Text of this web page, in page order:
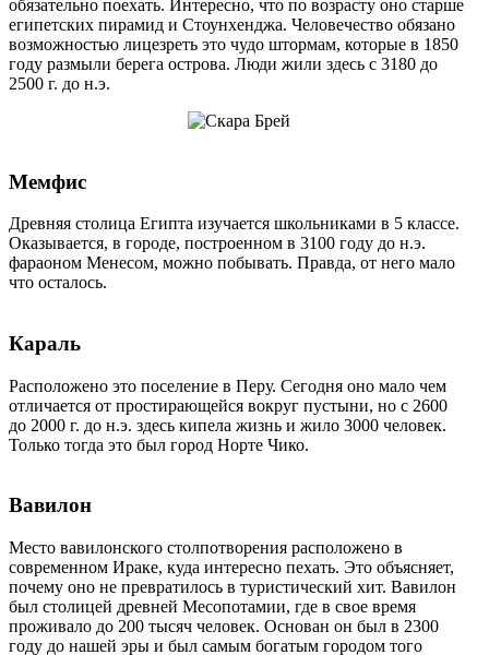
обязательно поехать. Интересно, что по возрасту оно старше
египетских пирамид и Стоунхенджа. Человечество обязано
возможностью лицезреть это чудо штормам, которые в 1850
году размыли берега острова. Люди жили здесь с 3180 до
2500 г. до н.э.
Мемфис
Древняя столица Египта изучается школьниками в 5 классе.
Оказывается, в городе, построенном в 3100 году до н.э.
фараоном Менесом, можно побывать. Правда, от него мало
что осталось.
Караль
Расположено это поселение в Перу. Сегодня оно мало чем
отличается от простирающейся вокруг пустыни, но с 2600
до 2000 г. до н.э. здесь кипела жизнь и жило 3000 человек.
Только тогда это был город Норте Чико.
Вавилон
Место вавилонского столпотворения расположено в
современном Ираке, куда интересно пехать. Это объясняет,
почему оно не превратилось в туристический хит. Вавилон
был столицей древней Месопотамии, где в свое время
проживало до 200 тысяч человек. Основан он был в 2300
году до нашей эры и был самым богатым городом того